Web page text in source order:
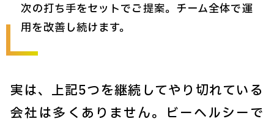
次の打ち手をセットでご提案。チーム全体で運
用を改善し続けます。
実は、上記5つを継続してやり切れている
会社は多くありません。ビーヘルシーで